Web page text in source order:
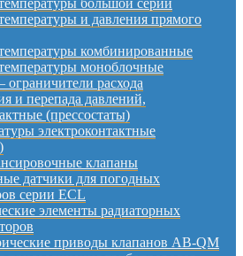
большой серии
и давления прямого
комбинированные
моноблочные
ограничители расхода
и перепада давлений,
(прессостаты)
электроконтактные
клапаны
датчики для погодных
серии ECL
элементы радиаторных
приводы клапанов AB-QM